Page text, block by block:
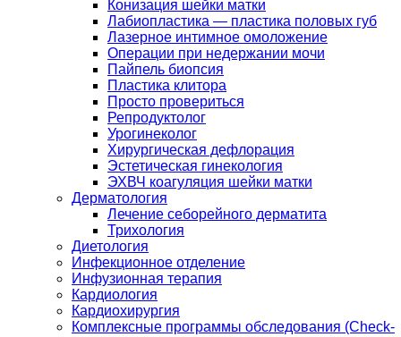
Конизация шейки матки
Лабиопластика — пластика половых губ
Лазерное интимное омоложение
Операции при недержании мочи
Пайпель биопсия
Пластика клитора
Просто провериться
Репродуктолог
Урогинеколог
Хирургическая дефлорация
Эстетическая гинекология
ЭХВЧ коагуляция шейки матки
Дерматология
Лечение себорейного дерматита
Трихология
Диетология
Инфекционное отделение
Инфузионная терапия
Кардиология
Кардиохирургия
Комплексные программы обследования (Check-